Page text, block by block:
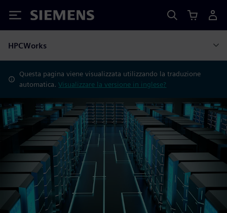
Siemens
HPCWorks
Questa pagina viene visualizzata utilizzando la traduzione
automatica.Visualizzare la versione in inglese?